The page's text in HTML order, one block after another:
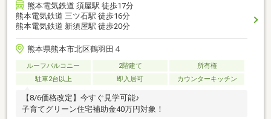
熊本電気鉄道 須屋駅 徒歩17分
熊本電気鉄道 三ツ石駅 徒歩16分
熊本電気鉄道 新須屋駅 徒歩20分
熊本県熊本市北区鶴羽田４
ルーフバルコニー 2階建て
所有権
駐車2台以上
即入居可 カウンターキッチン
【8/6価格改定】今すぐ見学可能♪
子育てグリーン住宅補助金40万円対象！